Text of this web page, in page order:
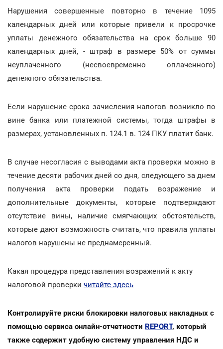
Нарушения совершенные повторно в течение 1095
календарных дней или которые привели к просрочке
уплаты денежного обязательства на срок больше 90
календарных дней, - штраф в размере 50% от суммы
неуплаченного (несвоевременно оплаченного)
денежного обязательства.
Если нарушение срока зачисления налогов возникло по
вине банка или платежной системы, тогда штрафы в
размерах, установленных п. 124.1 в. 124 ПКУ платит банк.
В случае несогласия с выводами акта проверки можно в
течение десяти рабочих дней со дня, следующего за днем
получения акта проверки подать возражение и
дополнительные документы, которые подтверждают
отсутствие вины, наличие смягчающих обстоятельств,
которые дают возможность считать, что правила уплаты
налогов нарушены не преднамеренный.
Какая процедура представления возражений к акту
налоговой проверки читайте здесь
Контролируйте риски блокировки налоговых накладных с
помощью сервиса онлайн-отчетности REPORT, который
также содержит удобную систему управления НДС и